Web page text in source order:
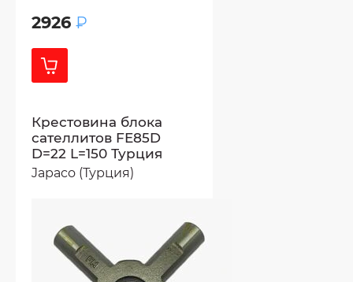
2926 ₽
Крестовина блока
сателлитов FE85D
D=22 L=150 Турция
Japaco (Турция)